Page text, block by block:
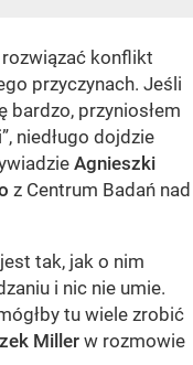
rozwiązać konflikt
przyczynach. Jeśli
bardzo, przyniosłem
niedługo dojdzie
Agnieszki
z Centrum Badań nad
tak, jak o nim
i nic nie umie.
tu wiele zrobić
Miller w rozmowie